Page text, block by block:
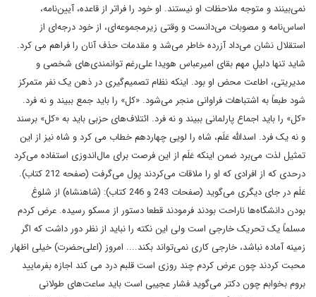
نمی‌بینند و متوجه ملاحظات او نیستند. او خود را فراتر از قاعده، آیین‌نامه،
اساس‌نامه و مصوبات می‌دانست و وقتی زیرمجموعه‌ای، از خود درجه‌ای از
استقلال نشان می‌داد آزرده خاطر می‌شد و مقدمات حذف آنان را فراهم می کرد.
شاید تنها دلیلِ مهم بقای امیرعباس هویدا علی‌رغم توانمندی‌های شخصی و
مدیریتی، اطاعت محض او بود. اینکه نظام تصمیم‌گیری در ذهن یک نفر متمرکز
شود طبعاً به اشتباهات فراوانی منجر می‌شود. «کل» را باید جمع ببیند و نه فرد.
«کل» را باید اجماع پارلمانی ببیند و نه فرد. ائتلاف‌های حزبی باید به «کل» برسند
و نه یک فرد. اسدالله عَلَم، شاه را لویی چهاردهم خطاب می کرد و شاه نیز از این
تمثیل لذت می‌برد ضمن اینکه عَلَم از این فرصت برای مال‌اندوزی استفاده می‌کرد
درحدی که از افرادی که او را ملاقات می‌کردند پول می‌گرفت (صفحه 212 کتاب).
عَلَم در جای دیگری می‌گوید (صفحات 243 و 246 کتاب): (شاهنشاه) از شلوغ
بودن دانشگاه‌ها ناراحت بودند فرمودند قطعا دستور از مسکو رسیده. عرض کردم
مسلماً یک تحریک خارجی است ولی این نکته را نباید از نظر دور داشت که اگر
زمینه آماده نباشد، خارجی کاری نمی‌تواند بکند.... امروز (اعلی‌حضرت) خیلی اظهار
محبت کردند چون عرض کردم چند روزی است قلبم درد می کند اجازه بفرمایید
بروم بخوابم چون دکتر می‌گوید فشار عجیبی است باید ساعت‌های طولانی